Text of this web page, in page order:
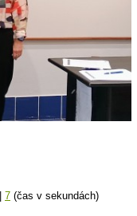
7 (čas v sekundách)